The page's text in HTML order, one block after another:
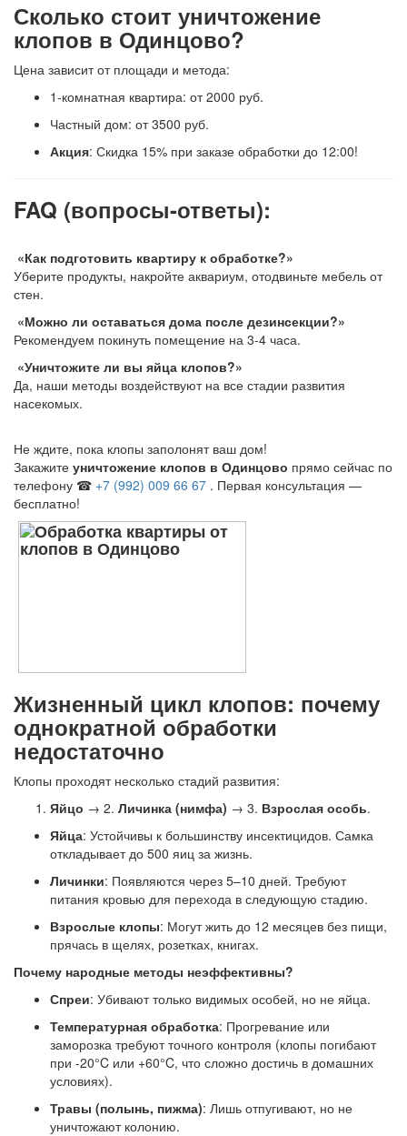
Сколько стоит уничтожение
клопов в Одинцово?
Цена зависит от площади и метода:
1-комнатная квартира: от 2000 руб.
Частный дом: от 3500 руб.
Акция: Скидка 15% при заказе обработки до 12:00!
FAQ (вопросы-ответы):
«Как подготовить квартиру к обработке?»
Уберите продукты, накройте аквариум, отодвиньте мебель от
стен.
«Можно ли оставаться дома после дезинсекции?»
Рекомендуем покинуть помещение на 3-4 часа.
«Уничтожите ли вы яйца клопов?»
Да, наши методы воздействуют на все стадии развития
насекомых.
Не ждите, пока клопы заполонят ваш дом!
Закажите уничтожение клопов в Одинцово прямо сейчас по
телефону ☎ +7 (992) 009 66 67 . Первая консультация —
бесплатно!
Жизненный цикл клопов: почему
однократной обработки
недостаточно
Клопы проходят несколько стадий развития:
Яйцо → 2. Личинка (нимфа) → 3. Взрослая особь.
Яйца: Устойчивы к большинству инсектицидов. Самка
откладывает до 500 яиц за жизнь.
Личинки: Появляются через 5–10 дней. Требуют
питания кровью для перехода в следующую стадию.
Взрослые клопы: Могут жить до 12 месяцев без пищи,
прячась в щелях, розетках, книгах.
Почему народные методы неэффективны?
Спреи: Убивают только видимых особей, но не яйца.
Температурная обработка: Прогревание или
заморозка требуют точного контроля (клопы погибают
при -20°C или +60°C, что сложно достичь в домашних
условиях).
Травы (полынь, пижма): Лишь отпугивают, но не
уничтожают колонию.